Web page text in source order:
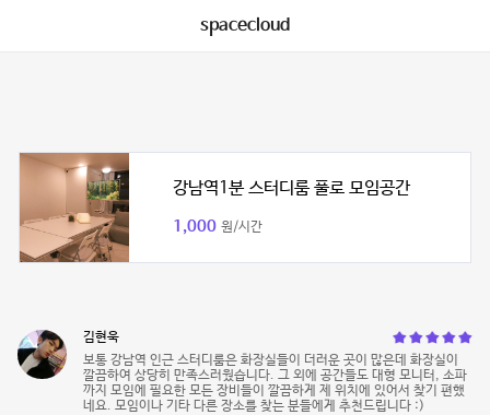
spacecloud
강남역1분 스터디룸 풀로 모임공간
1,000 원/시간
김현욱
보통 강남역 인근 스터디룸은 화장실들이 더러운 곳이 많은데 화장실이
깔끔하여 상당히 만족스러웠습니다. 그 외에 공간들도 대형 모니터, 소파
까지 모임에 필요한 모든 장비들이 깔끔하게 제 위치에 있어서 찾기 편했
네요. 모임이나 기타 다른 장소를 찾는 분들에게 추천드립니다 :)